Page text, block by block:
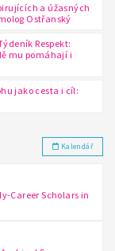
a úžasných
Ostřanský
Respekt:
mu pomáhají i
jako cesta i cíl:
Kalendář
Career Scholars in